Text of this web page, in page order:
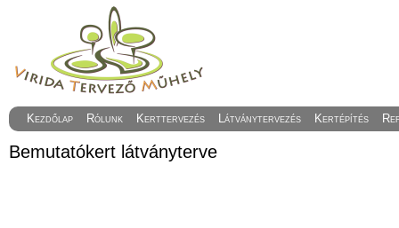
Kezdőlap Rólunk Kerttervezés Látványtervezés Kertépítés
Bemutatókert látványterve